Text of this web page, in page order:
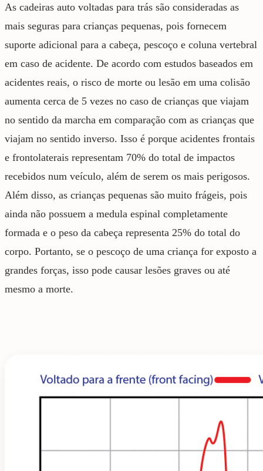
As cadeiras auto voltadas para trás são consideradas as
mais seguras para crianças pequenas, pois fornecem
suporte adicional para a cabeça, pescoço e coluna vertebral
em caso de acidente. De acordo com estudos baseados em
acidentes reais, o risco de morte ou lesão em uma colisão
aumenta cerca de 5 vezes no caso de crianças que viajam
no sentido da marcha em comparação com as crianças que
viajam no sentido inverso. Isso é porque acidentes frontais
e frontolaterais representam 70% do total de impactos
recebidos num veículo, além de serem os mais perigosos.
Além disso, as crianças pequenas são muito frágeis, pois
ainda não possuem a medula espinal completamente
formada e o peso da cabeça representa 25% do total do
corpo. Portanto, se o pescoço de uma criança for exposto a
grandes forças, isso pode causar lesões graves ou até
mesmo a morte.